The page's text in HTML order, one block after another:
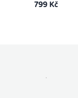
799 Kč